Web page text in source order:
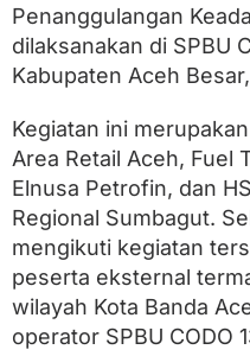
P
a
t
r
N
i
g
a
e
l
a
S
Penanggulangan
dilaksanakan di SPBU
Kabupaten Aceh
Kegiatan ini
Area Retail Aceh, Fuel
Elnusa Petrofin, dan
Regional Sumbagut.
mengikuti kegiatan
peserta eksternal
wilayah Kota Banda
operator SPBU CODO